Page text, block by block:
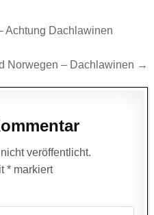
Achtung Dachlawinen
Norwegen – Dachlawinen →
veröffentlicht.
* markiert